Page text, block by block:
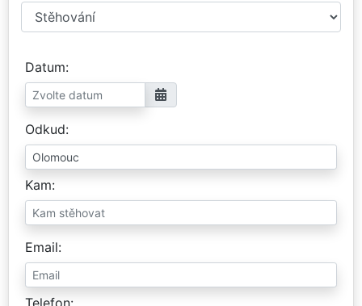
Datum
Odkud
Kam
Email
Telefon